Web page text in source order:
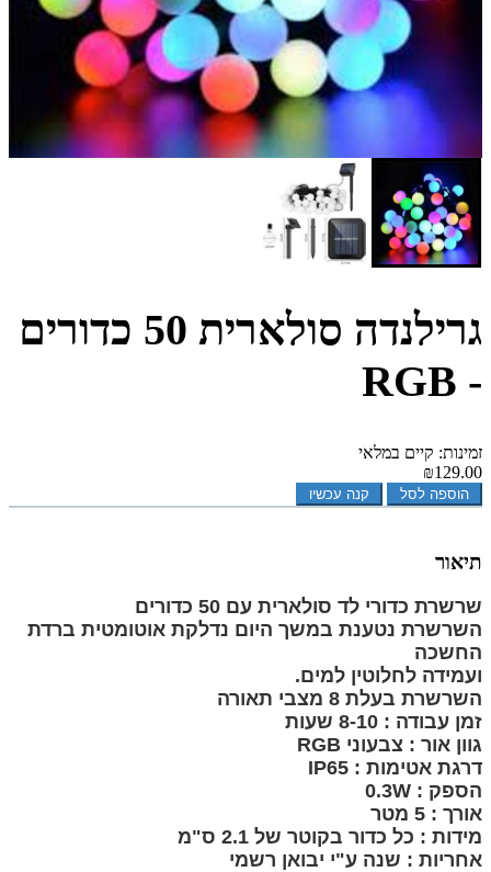
גרילנדה סולארית 50 כדורים
- RGB
זמינות: קיים במלאי
₪129.00
הוספה לסל קנה עכשיו
תיאור
שרשרת כדורי לד סולארית עם 50 כדורים
השרשרת נטענת במשך היום נדלקת אוטומטית ברדת
החשכה
ועמידה לחלוטין למים.
השרשרת בעלת 8 מצבי תאורה
זמן עבודה : 8-10 שעות
גוון אור : צבעוני RGB
דרגת אטימות : IP65
הספק : 0.3W
אורך : 5 מטר
מידות : כל כדור בקוטר של 2.1 ס"מ
אחריות : שנה ע"י יבואן רשמי